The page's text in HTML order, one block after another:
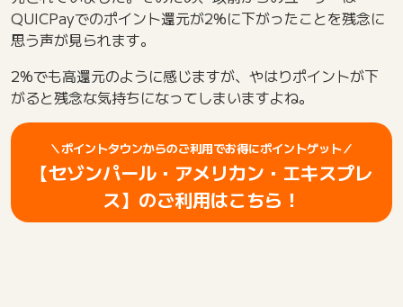
QUICPayでのポイント還元が2%に下がったことを残念に
思う声が見られます。
2%でも高還元のように感じますが、やはりポイントが下
がると残念な気持ちになってしまいますよね。
＼ポイントタウンからのご利用でお得にポイントゲット／
【セゾンパール・アメリカン・エキスプレ
ス】のご利用はこちら！